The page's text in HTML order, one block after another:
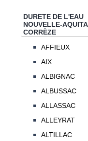
DURETE DE L'EAU
NOUVELLE-
CORRÈZE
AFFIEUX
AIX
ALBIGNAC
ALBUSSAC
ALLASSAC
ALLEYRAT
ALTILLAC